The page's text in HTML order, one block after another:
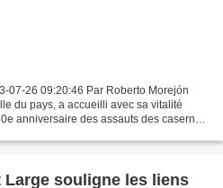
07-26 09:20:46 Par Roberto Morejón
du pays, a accueilli avec sa vitalité
anniversaire des assauts des casernes
souligne les liens